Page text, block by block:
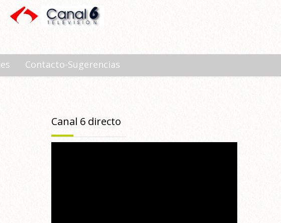
Contacto-Sugerencias
Canal 6 directo